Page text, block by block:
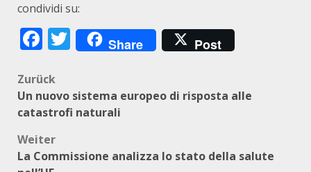
condividi su:
Facebook
Twitter
Share Post
Beitragsnavigation
Zurück
Un nuovo sistema europeo di risposta alle
catastrofi naturali
Weiter
La Commissione analizza lo stato della salute